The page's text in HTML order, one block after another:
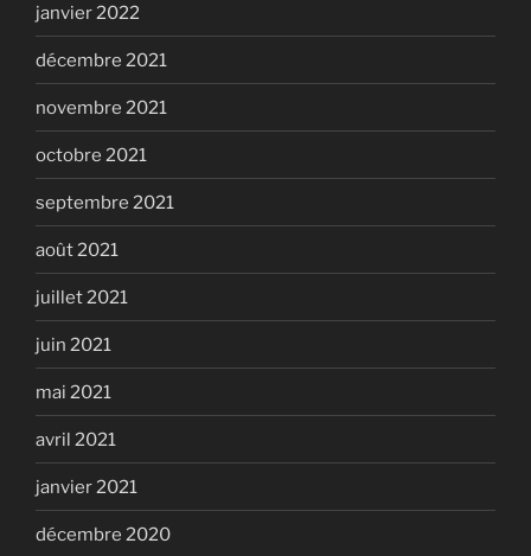
janvier 2022
décembre 2021
novembre 2021
octobre 2021
septembre 2021
août 2021
juillet 2021
juin 2021
mai 2021
avril 2021
janvier 2021
décembre 2020